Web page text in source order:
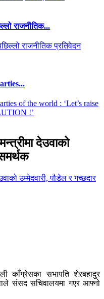
राजनीतिक...
देउवाको
काँग्रेसका सभापति शेरबहादुर
संसद सचिवालयमा गएर आफ्नो